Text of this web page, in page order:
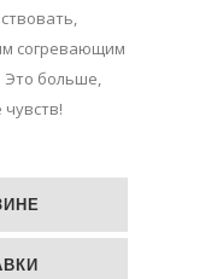
согревающим
Это больше,